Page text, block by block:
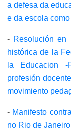
a defesa da
e da escola
- Resolución en
histórica de la
la Educacion
profesión
movimiento
- Manifesto
no Rio de Janeiro